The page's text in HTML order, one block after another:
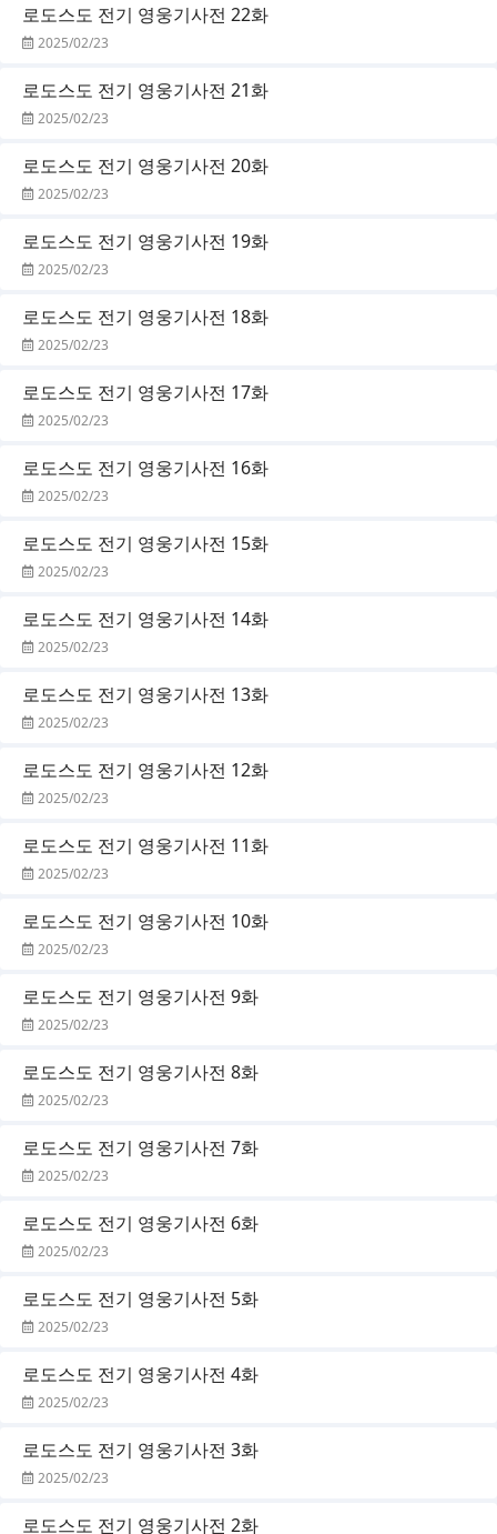
로도스도 전기 영웅기사전 22화
2025/02/23
로도스도 전기 영웅기사전 21화
2025/02/23
로도스도 전기 영웅기사전 20화
2025/02/23
로도스도 전기 영웅기사전 19화
2025/02/23
로도스도 전기 영웅기사전 18화
2025/02/23
로도스도 전기 영웅기사전 17화
2025/02/23
로도스도 전기 영웅기사전 16화
2025/02/23
로도스도 전기 영웅기사전 15화
2025/02/23
로도스도 전기 영웅기사전 14화
2025/02/23
로도스도 전기 영웅기사전 13화
2025/02/23
로도스도 전기 영웅기사전 12화
2025/02/23
로도스도 전기 영웅기사전 11화
2025/02/23
로도스도 전기 영웅기사전 10화
2025/02/23
로도스도 전기 영웅기사전 9화
2025/02/23
로도스도 전기 영웅기사전 8화
2025/02/23
로도스도 전기 영웅기사전 7화
2025/02/23
로도스도 전기 영웅기사전 6화
2025/02/23
로도스도 전기 영웅기사전 5화
2025/02/23
로도스도 전기 영웅기사전 4화
2025/02/23
로도스도 전기 영웅기사전 3화
2025/02/23
로도스도 전기 영웅기사전 2화